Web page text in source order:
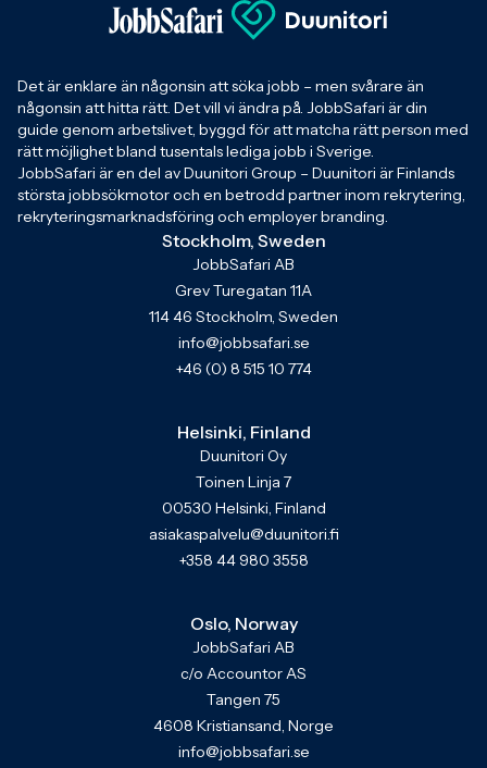
Det är enklare än någonsin att söka jobb – men svårare än
någonsin att hitta rätt. Det vill vi ändra på. JobbSafari är din
guide genom arbetslivet, byggd för att matcha rätt person med
rätt möjlighet bland tusentals lediga jobb i Sverige.
JobbSafari är en del av Duunitori Group – Duunitori är Finlands
största jobbsökmotor och en betrodd partner inom rekrytering,
rekryteringsmarknadsföring och employer branding.
Stockholm, Sweden
JobbSafari AB
Grev Turegatan 11A
114 46 Stockholm, Sweden
info@jobbsafari.se
+46 (0) 8 515 10 774
Helsinki, Finland
Duunitori Oy
Toinen Linja 7
00530 Helsinki, Finland
asiakaspalvelu@duunitori.fi
+358 44 980 3558
Oslo, Norway
JobbSafari AB
c/o Accountor AS
Tangen 75
4608 Kristiansand, Norge
info@jobbsafari.se